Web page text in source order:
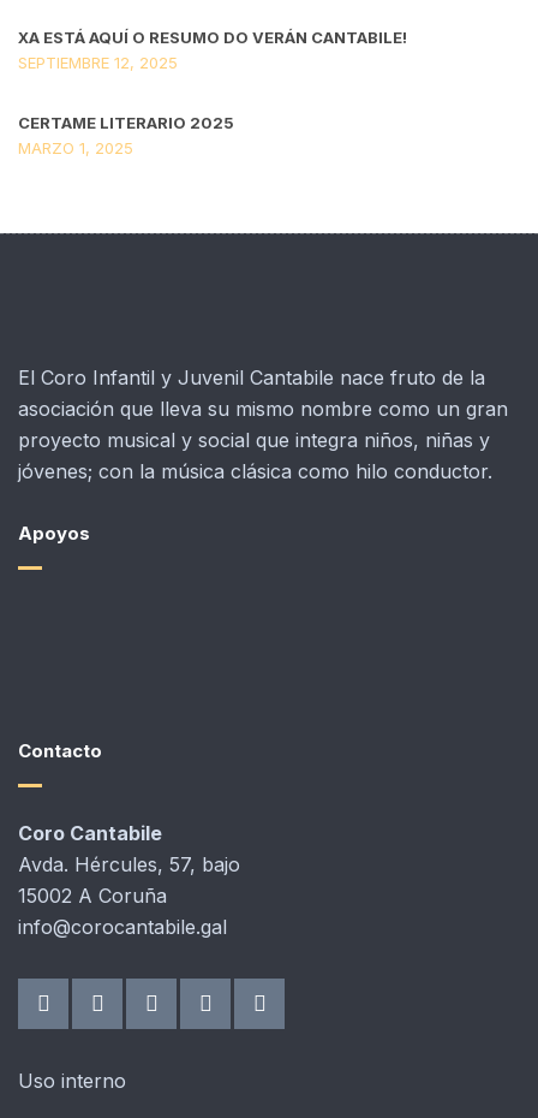
XA ESTÁ AQUÍ O RESUMO DO VERÁN CANTABILE!
SEPTIEMBRE 12, 2025
CERTAME LITERARIO 2025
MARZO 1, 2025
El Coro Infantil y Juvenil Cantabile nace fruto de la
asociación que lleva su mismo nombre como un gran
proyecto musical y social que integra niños, niñas y
jóvenes; con la música clásica como hilo conductor.
Apoyos
Contacto
Coro Cantabile
Avda. Hércules, 57, bajo
15002 A Coruña
info@corocantabile.gal
Uso interno